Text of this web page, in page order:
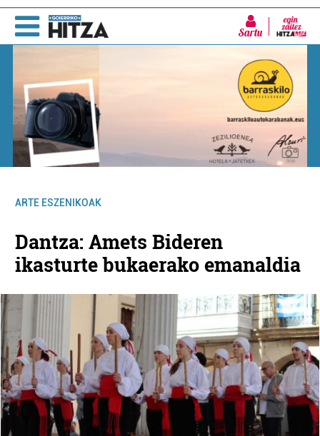
Sartu
ARTE ESZENIKOAK
Dantza: Amets Bideren
ikasturte bukaerako emanaldia